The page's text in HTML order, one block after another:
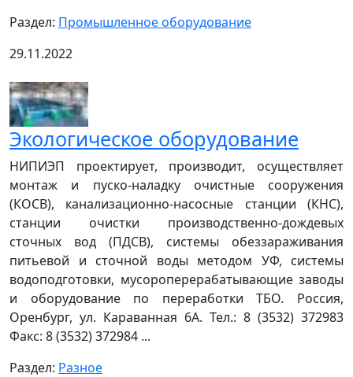
Раздел: Промышленное оборудование
29.11.2022
Экологическое оборудование
НИПИЭП проектирует, производит, осуществляет
монтаж и пуско-наладку очистные сооружения
(КОСВ), канализационно-насосные станции (КНС),
станции очистки производственно-дождевых
сточных вод (ПДСВ), системы обеззараживания
питьевой и сточной воды методом УФ, системы
водоподготовки, мусороперерабатывающие заводы
и оборудование по переработки ТБО. Россия,
Оренбург, ул. Караванная 6А. Тел.: 8 (3532) 372983
Факс: 8 (3532) 372984 ...
Раздел: Разное